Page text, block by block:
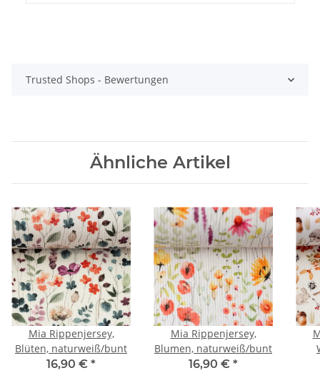
Trusted Shops - Bewertungen
Ähnliche Artikel
Mia Rippenjersey,
Blüten, naturweiß/bunt
16,90 € *
Mia Rippenjersey,
Blumen, naturweiß/bunt
16,90 € *